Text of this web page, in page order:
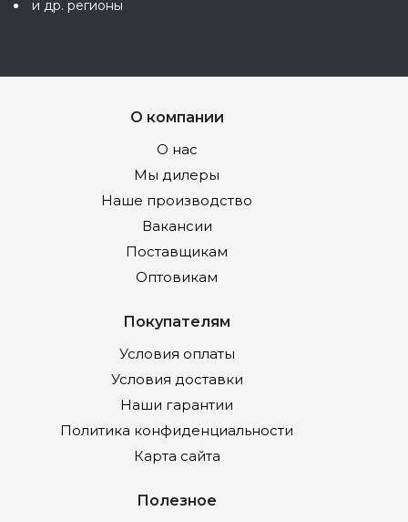
и др. регионы
О компании
О нас
Мы дилеры
Наше производство
Вакансии
Поставщикам
Оптовикам
Покупателям
Условия оплаты
Условия доставки
Наши гарантии
Политика конфиденциальности
Карта сайта
Полезное